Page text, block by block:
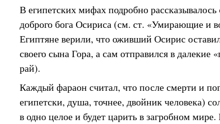
В египетских мифах подробно
доброго бога Осириса (см. ст. «Умирающие и
Египтяне верили, что оживший Осирис
своего сына Гора, а сам отправился в далекие
рай).
Каждый фараон считал, что после смерти и
египетски, душа, точнее, двойник человека)
в одно целое и будет царить в загробном